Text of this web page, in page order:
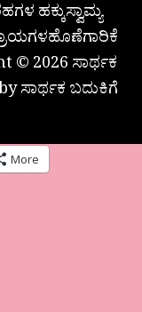
ಹಕ್ಕುಸ್ವಾಮ್ಯ
© 2026 ಸಾರ್ಥಕ
ಸಾರ್ಥಕ ಬದುಕಿಗೆ
More